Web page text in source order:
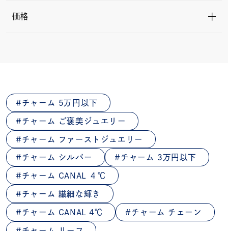
価格
チャーム 5万円以下
チャーム ご褒美ジュエリー
チャーム ファーストジュエリー
チャーム シルバー チャーム 3万円以下
チャーム CANAL ４℃
チャーム 繊細な輝き
チャーム CANAL 4℃ チャーム チェーン